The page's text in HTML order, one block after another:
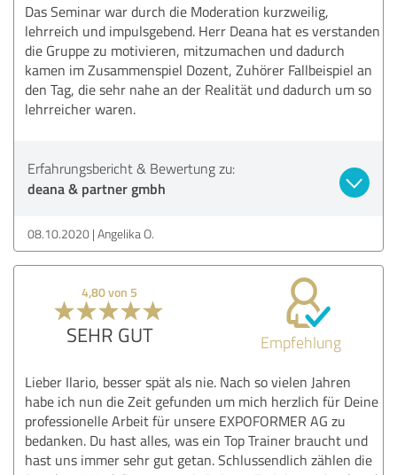
Das Seminar war durch die Moderation kurzweilig,
lehrreich und impulsgebend. Herr Deana hat es verstanden
die Gruppe zu motivieren, mitzumachen und dadurch
kamen im Zusammenspiel Dozent, Zuhörer Fallbeispiel an
den Tag, die sehr nahe an der Realität und dadurch um so
lehrreicher waren.
Erfahrungsbericht & Bewertung zu:
deana & partner gmbh
08.10.2020 Angelika O.
4,80 von 5
SEHR GUT Empfehlung
Lieber Ilario, besser spät als nie. Nach so vielen Jahren
habe ich nun die Zeit gefunden um mich herzlich für Deine
professionelle Arbeit für unsere EXPOFORMER AG zu
bedanken. Du hast alles, was ein Top Trainer braucht und
hast uns immer sehr gut getan. Schlussendlich zählen die